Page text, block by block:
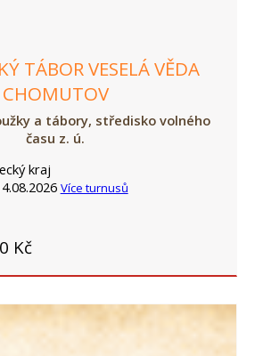
TÁBOR VESELÁ VĚDA
CHOMUTOV
a tábory, středisko volného
času z. ú.
kraj
Více turnusů
Kč